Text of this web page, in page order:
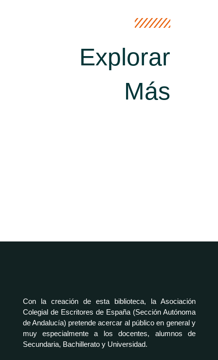
Explorar
Más
Con la creación de esta biblioteca, la Asociación
Colegial de Escritores de España (Sección Autónoma
de Andalucía) pretende acercar al público en general y
muy especialmente a los docentes, alumnos de
Secundaria, Bachillerato y Universidad.